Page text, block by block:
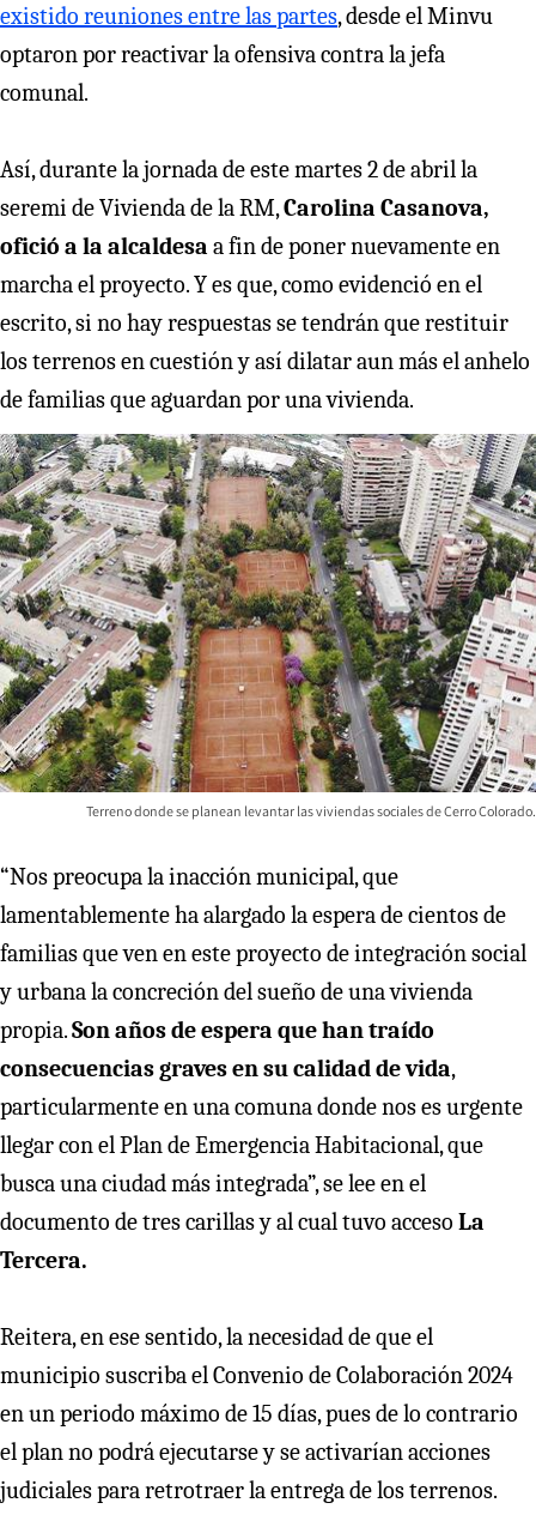
existido reuniones entre las partes, desde el Minvu
optaron por reactivar la ofensiva contra la jefa
comunal.
Así, durante la jornada de este martes 2 de abril la
seremi de Vivienda de la RM,Carolina Casanova,
ofició a la alcaldesa a fin de poner nuevamente en
marcha el proyecto. Y es que, como evidenció en el
escrito, si no hay respuestas se tendrán que restituir
los terrenos en cuestión y así dilatar aun más el anhelo
de familias que aguardan por una vivienda.
Terreno donde se planean levantar las viviendas sociales de Cerro Colorado.
“Nos preocupa la inacción municipal, que
lamentablemente ha alargado la espera de cientos de
familias que ven en este proyecto de integración social
y urbana la concreción del sueño de una vivienda
propia.Son años de espera que han traído
consecuencias graves en su calidad de vida,
particularmente en una comuna donde nos es urgente
llegar con el Plan de Emergencia Habitacional, que
busca una ciudad más integrada”, se lee en el
documento de tres carillas y al cual tuvo acceso La
Tercera.
Reitera, en ese sentido, la necesidad de que el
municipio suscriba el Convenio de Colaboración 2024
en un periodo máximo de 15 días, pues de lo contrario
el plan no podrá ejecutarse y se activarían acciones
judiciales para retrotraer la entrega de los terrenos.